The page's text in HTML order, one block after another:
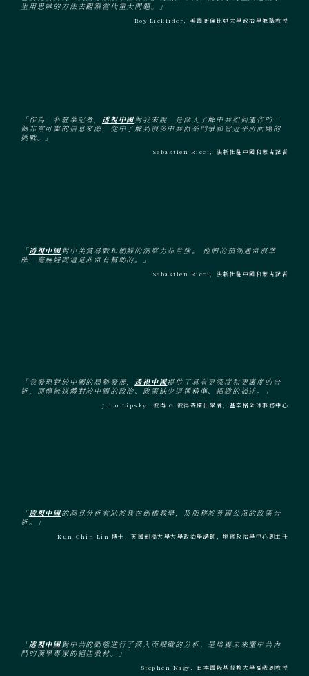
生用思辨的方法去觀察當代重大問題。」
Roy Licklider，美國哥倫比亞大學政治學兼職教授
「作為一名駐華記者， 透視中國對我來說，是深入了解中共如何運作的一
個非常可靠的信息來源，從中了解到很多中共派系鬥爭和習近平所面臨的
挑戰。」
Sebastien Ricci，法新社駐中國和蒙古記者
「透視中國對中美貿易戰和朝鮮的洞察力非常強。 他們的預測通常很準
確，毫無疑問這是非常有幫助的。」
Sebastien Ricci，法新社駐中國和蒙古記者
「我發現對於中國的局勢發展， 透視中國提供了具有更深度和更廣度的分
析，而傳統媒體對於中國的政治、政策缺少這種精準、細緻的描述。」
John Lipsky，彼得 G·彼得森傑出學者，基辛格全球事務中心
「透視中國的洞見分析有助於我在劍橋教學，及服務於英國公眾的政策分
析。」
Kun-Chin Lin 博士，英國劍橋大學大學政治學講師，地緣政治學中心副主任
「透視中國對中共的動態進行了深入而細緻的分析，是培養未來懂中共內
鬥的漢學專家的絕佳教材。」
Stephen Nagy，日本國際基督教大學高級副教授